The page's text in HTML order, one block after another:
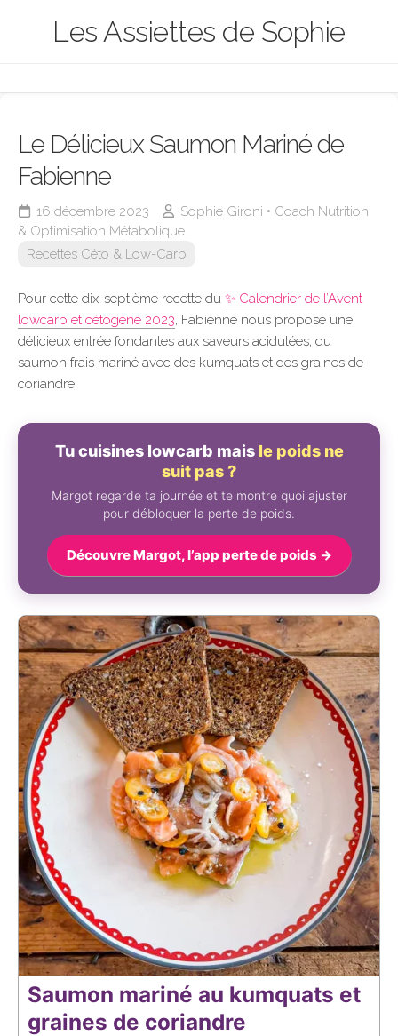
Les Assiettes de Sophie
Le Délicieux Saumon Mariné de
Fabienne
16 décembre 2023
Sophie Gironi • Coach Nutrition
& Optimisation Métabolique
Recettes Céto & Low-Carb
Pour cette dix-septième recette du ✨ Calendrier de l’Avent
lowcarb et cétogène 2023, Fabienne nous propose une
délicieux entrée fondantes aux saveurs acidulées, du
saumon frais mariné avec des kumquats et des graines de
coriandre.
Tu cuisines lowcarb mais le poids ne
suit pas ?
Margot regarde ta journée et te montre quoi ajuster
pour débloquer la perte de poids.
Découvre Margot, l’app perte de poids →
Saumon mariné au kumquats et
graines de coriandre